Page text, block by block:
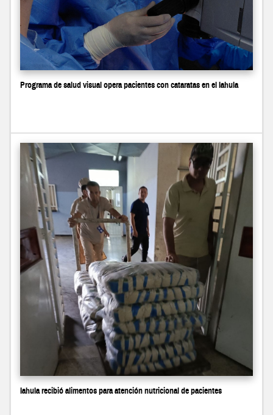
Programa de salud visual opera pacientes con cataratas en el Iahula
Iahula recibió alimentos para atención nutricional de pacientes